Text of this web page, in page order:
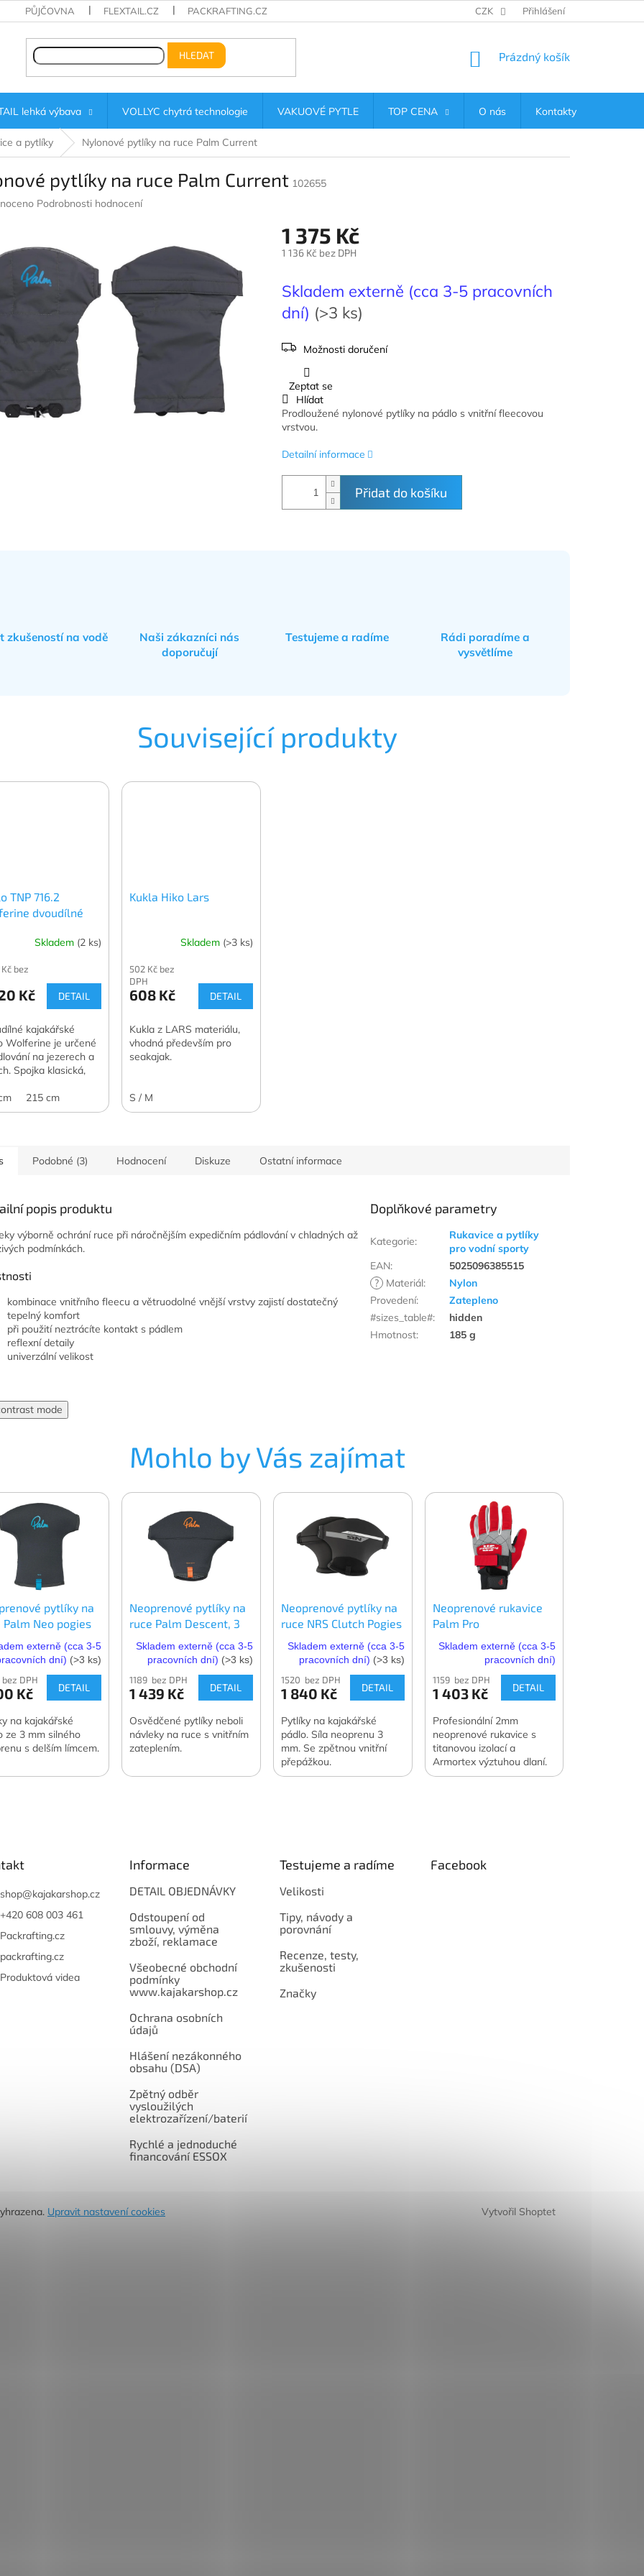
PŮJČOVNA FLEXTAIL.CZ PACKRAFTING.CZ CZK Přihlášení
HLEDAT
NÁKUPNÍ
Prázdný košík
lehká výbava VOLLYC chytrá technologie VAKUOVÉ PYTLE TOP CENA O nás Kontakty
a pytlíky Nylonové pytlíky na ruce Palm Current
pytlíky na ruce Palm Current 102655
Podrobnosti hodnocení
1 375 Kč
1 136 Kč bez DPH
cena:
Skladem externě (cca 3-5 pracovních
dní) (>3 ks)
Možnosti doručení
Přidat do košíku
Prodloužené nylonové pytlíky na pádlo s vnitřní fleecovou
vrstvou.
Detailní informace
Zeptat se
Hlídat
zkušeností na vodě
Naši zákazníci nás
doporučují
Testujeme a radíme
Rádi poradíme a
vysvětlíme
Související produkty
TNP 716.2
dvoudílné
Skladem (2 ks)
bez
Kč DETAIL
kajakářské
Wolferine je určené
na jezerech a
Spojka klasická,
215 cm
Kukla Hiko Lars
Skladem (>3 ks)
502 Kč bez
DPH
608 Kč DETAIL
Kukla z LARS materiálu,
vhodná především pro
seakajak.
S / M
Podobné (3) Hodnocení Diskuze Ostatní informace
popis produktu
výborně ochrání ruce při náročnějším expedičním pádlování v chladných až
podmínkách.
kombinace vnitřního fleecu a větruodolné vnější vrstvy zajistí dostatečný
tepelný komfort
při použití neztrácíte kontakt s pádlem
reflexní detaily
univerzální velikost
Doplňkové parametry
Kategorie:
Rukavice a pytlíky
pro vodní sporty
EAN:
5025096385515
?
Materiál:
Nylon
Provedení:
Zatepleno
#sizes_table#:
hidden
Hmotnost: 185 g
mode
Mohlo by Vás zajímat
pytlíky na
Palm Neo pogies
externě (cca 3-5
dní) (>3 ks)
DPH
Kč DETAIL
na kajakářské
ze 3 mm silného
s delším límcem.
Neoprenové pytlíky na
ruce Palm Descent, 3
Skladem externě (cca 3-5
pracovních dní) (>3 ks)
1189 bez DPH
1 439 Kč DETAIL
Osvědčené pytlíky neboli
návleky na ruce s vnitřním
zateplením.
Neoprenové pytlíky na
ruce NRS Clutch Pogies
Skladem externě (cca 3-5
pracovních dní) (>3 ks)
1520 bez DPH
1 840 Kč DETAIL
Pytlíky na kajakářské
pádlo. Síla neoprenu 3
mm. Se zpětnou vnitřní
přepážkou.
Neoprenové rukavice
Palm Pro
Skladem externě (cca 3-5
pracovních dní)
1159 bez DPH
1 403 Kč DETAIL
Profesionální 2mm
neoprenové rukavice s
titanovou izolací a
Armortex výztuhou dlaní.
Extrémně odolné, skvěle
shop@kajakarshop.cz
+420 608 003 461
Packrafting.cz
packrafting.cz
Produktová videa
Informace
DETAIL OBJEDNÁVKY
Odstoupení od
smlouvy, výměna
zboží, reklamace
Všeobecné obchodní
podmínky
www.kajakarshop.cz
Ochrana osobních
údajů
Hlášení nezákonného
obsahu (DSA)
Zpětný odběr
vysloužilých
elektrozařízení/baterií
Rychlé a jednoduché
financování ESSOX
Testujeme a radíme
Velikosti
Tipy, návody a
porovnání
Recenze, testy,
zkušenosti
Značky
Facebook
Vytvořil Shoptet
Upravit nastavení cookies